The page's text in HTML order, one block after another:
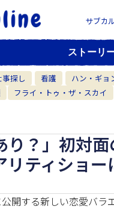
サブカ
ストーリ
事探し 看護 ハン・ギョ
フライ・トゥ・ザ・スカイ
り？」初対
ティショー
開する新しい恋愛バ